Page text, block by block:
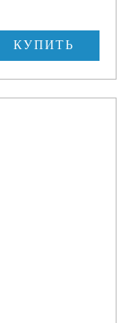
КУПИТЬ